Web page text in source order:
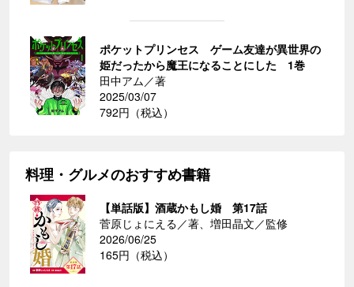
ポケットプリンセス ゲーム友達が異世界の
姫だったから魔王になることにした 1巻
田中アム／著
2025/03/07
792円（税込）
料理・グルメのおすすめ書籍
【単話版】酒蔵かもし婚 第17話
菅原じょにえる／著、増田晶文／監修
2026/06/25
165円（税込）